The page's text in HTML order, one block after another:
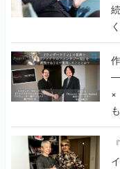
×
く